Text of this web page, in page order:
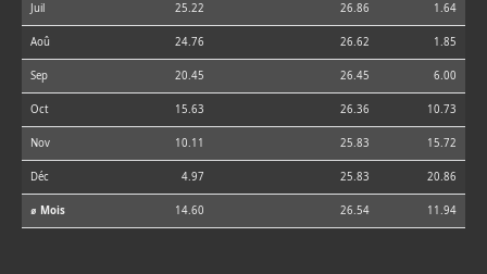
Juil 25.22 26.86 1.64
Aoû 24.76 26.62 1.85
Sep 20.45 26.45 6.00
Oct 15.63 26.36 10.73
Nov 10.11 25.83 15.72
Déc 4.97 25.83 20.86
⌀ Mois 14.60 26.54 11.94